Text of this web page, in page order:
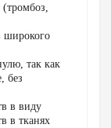
(тромбоз,
широкого
так как
без
в виду
в тканях